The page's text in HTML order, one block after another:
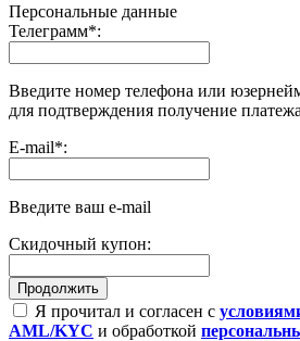
Персональные данные
Телеграмм*:
Введите номер телефона или
для подтверждения получение платежа
E-mail*:
Введите ваш e-mail
Скидочный купон:
Я прочитал и согласен с
AML/KYC и обработкой